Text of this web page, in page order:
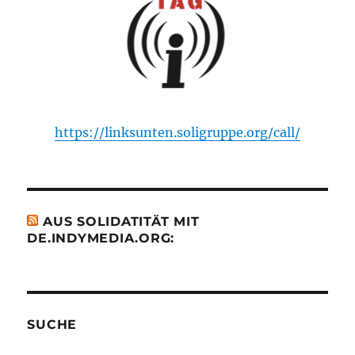
https://linksunten.soligruppe.org/call/
AUS SOLIDATITÄT MIT
DE.INDYMEDIA.ORG:
SUCHE